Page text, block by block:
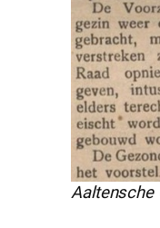
Aaltensche